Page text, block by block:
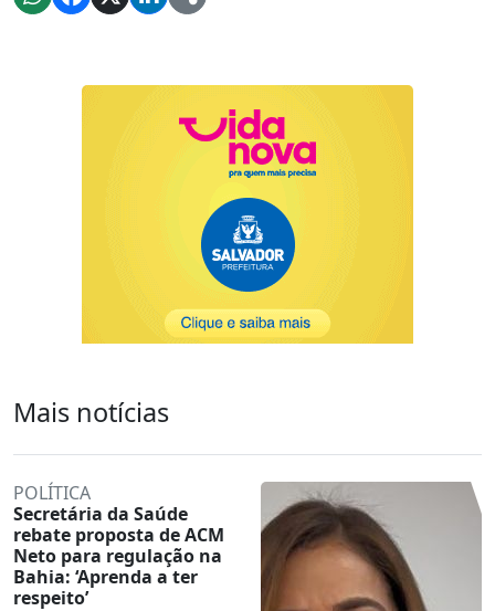
Mais notícias
POLÍTICA
Secretária da Saúde
rebate proposta de ACM
Neto para regulação na
Bahia: ‘Aprenda a ter
respeito’